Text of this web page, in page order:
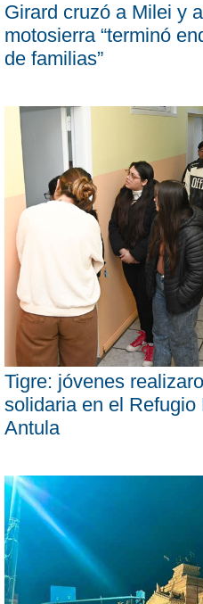
Girard cruzó a Milei y
motosierra “terminó
de familias”
Tigre: jóvenes
solidaria en el Refugio
Antula